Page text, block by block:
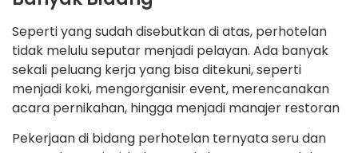
Seperti yang sudah disebutkan di atas, perhotelan
tidak melulu seputar menjadi pelayan. Ada banyak
sekali peluang kerja yang bisa ditekuni, seperti
menjadi koki, mengorganisir event, merencanakan
acara pernikahan, hingga menjadi manajer restoran
Pekerjaan di bidang perhotelan ternyata seru dan